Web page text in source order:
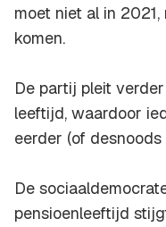
moet niet al in
komen.
De partij pleit
leeftijd, waardoor
eerder (of
De
pensioenleeftijd